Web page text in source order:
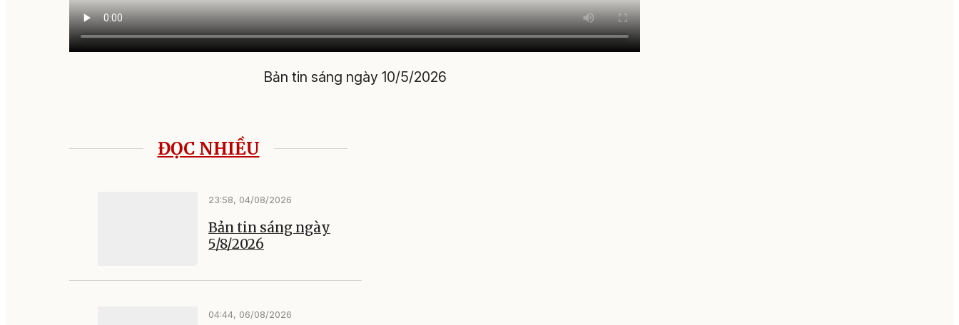
Bản tin sáng ngày 10/5/2026
ĐỌC NHIỀU
23:58, 04/08/2026
Bản tin sáng ngày
5/8/2026
04:44, 06/08/2026